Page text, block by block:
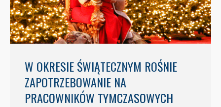
W OKRESIE ŚWIĄTECZNYM ROŚNIE
ZAPOTRZEBOWANIE NA
PRACOWNIKÓW TYMCZASOWYCH